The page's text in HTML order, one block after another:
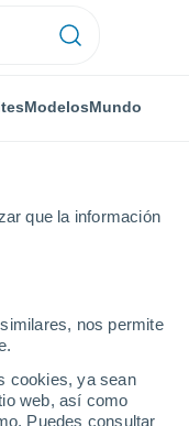
que la información
nos permite
cookies, ya sean
web, así como
Puedes consultar
ModelosMundo